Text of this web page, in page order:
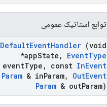
توابع استاتیک عمومی
DefaultEventHandler (void
*appState , EventType
eventType , const InEvent
Param & inParam, OutEvent
Param & outParam)